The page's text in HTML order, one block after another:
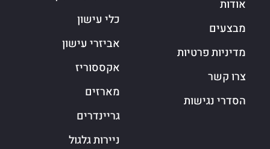
אודות
מבצעים
מדיניות פרטיות
צרו קשר
הסדרי נגישות
כלי עישון
אביזרי עישון
אקססוריז
מארזים
גריינדרים
ניירות גלגול